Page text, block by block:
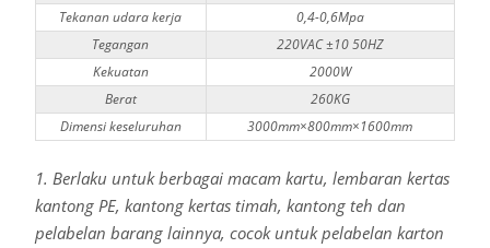
Tekanan udara kerja
0,4-0,6Mpa
Tegangan
220VAC ±10 50HZ
Kekuatan
2000W
Berat
260KG
Dimensi keseluruhan
3000mm×800mm×1600mm
1. Berlaku untuk berbagai macam kartu, lembaran kertas
kantong PE, kantong kertas timah, kantong teh dan
pelabelan barang lainnya, cocok untuk pelabelan karton